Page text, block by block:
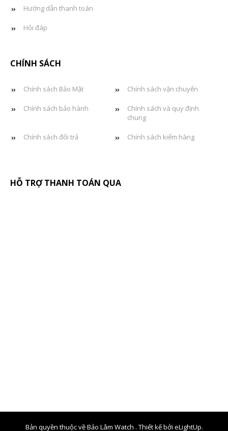
Hướng dẫn thanh toán
Hỏi đáp
CHÍNH SÁCH
Chính sách Bảo Mật Chính sách vận chuyển
Chính sách bảo hành
Chính sách và quy định
chung
Chính sách đổi trả Chính sách kiểm hàng
HỖ TRỢ THANH TOÁN QUA
Bản quyền thuộc về Bảo Lâm Watch . Thiết kế bởi eLightUp.